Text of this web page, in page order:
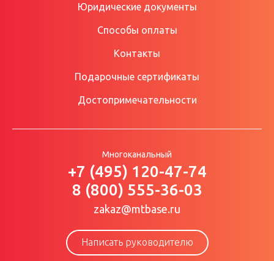
Юридические документы
Способы оплаты
Контакты
Подарочные сертификаты
Достопримечательности
Многоканальный
+7 (495) 120-47-74
8 (800) 555-36-03
zakaz@mtbase.ru
Написать руководителю